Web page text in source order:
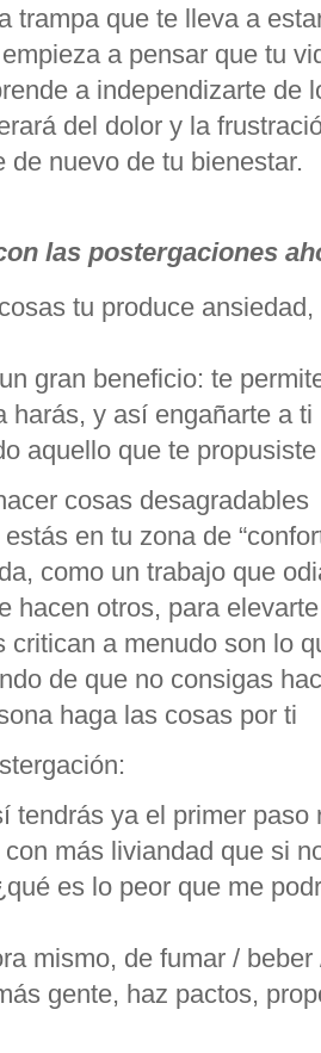
trampa que te lleva a
empieza a pensar que tu
a independizarte de
del dolor y la
de nuevo de tu bienestar.
las postergaciones
tu produce
gran beneficio: te
harás, y así engañarte a
aquello que te
cosas desagradables
en tu zona de
como un trabajo que
hacen otros, para
critican a menudo son lo
de que no consigas
haga las cosas por ti
tendrás ya el primer
más liviandad que si
es lo peor que me
mismo, de fumar /
gente, haz pactos,